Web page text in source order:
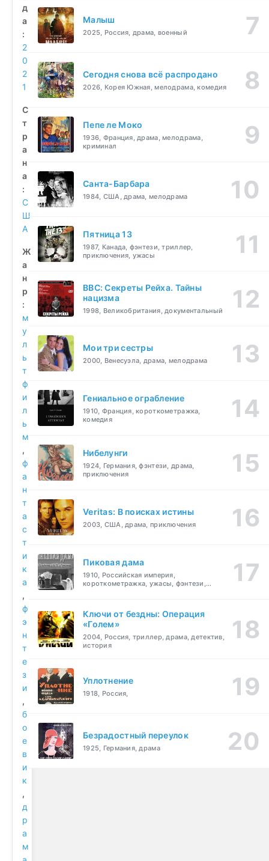
д
а
:
2
0
2
1
С
т
р
а
н
а
:
С
Ш
А
Ж
а
н
р
:
м
у
л
ь
т
ф
и
л
ь
м
,
ф
а
н
т
а
с
т
и
к
а
,
ф
э
н
т
е
з
и
,
б
о
е
в
и
к
,
д
р
а
м
Малыш
2025, Россия, драма, военный
Сегодня снова всё распродано
2026, Корея Южная, мелодрама, комедия
Пепе ле Моко
1936, Франция, драма, мелодрама,
криминал
Санта-Барбара
1984, США, драма, мелодрама
Пятница 13
1987, Канада, фэнтези, триллер,
приключения, ужасы
BBC: Секреты Рейха. Тайны
нацизма
1998, Великобритания, документальный
Мои три сестры
2000, Венесуэла, драма, мелодрама
Гениальное ограбление
1910, Франция, короткометражка,
комедия
Нибелунги
1924, Германия, фэнтези, драма,
приключения
Veritas: В поисках истины
2003, США, драма, приключения
Пиковая дама
1910, Российская империя,
короткометражка, ужасы, фэнтези,
Ключи от бездны: Операция
«Голем»
2004, Россия, триллер, драма, детектив,
история
Уплотнение
1918, Россия,
Безрадостный переулок
1925, Германия, драма